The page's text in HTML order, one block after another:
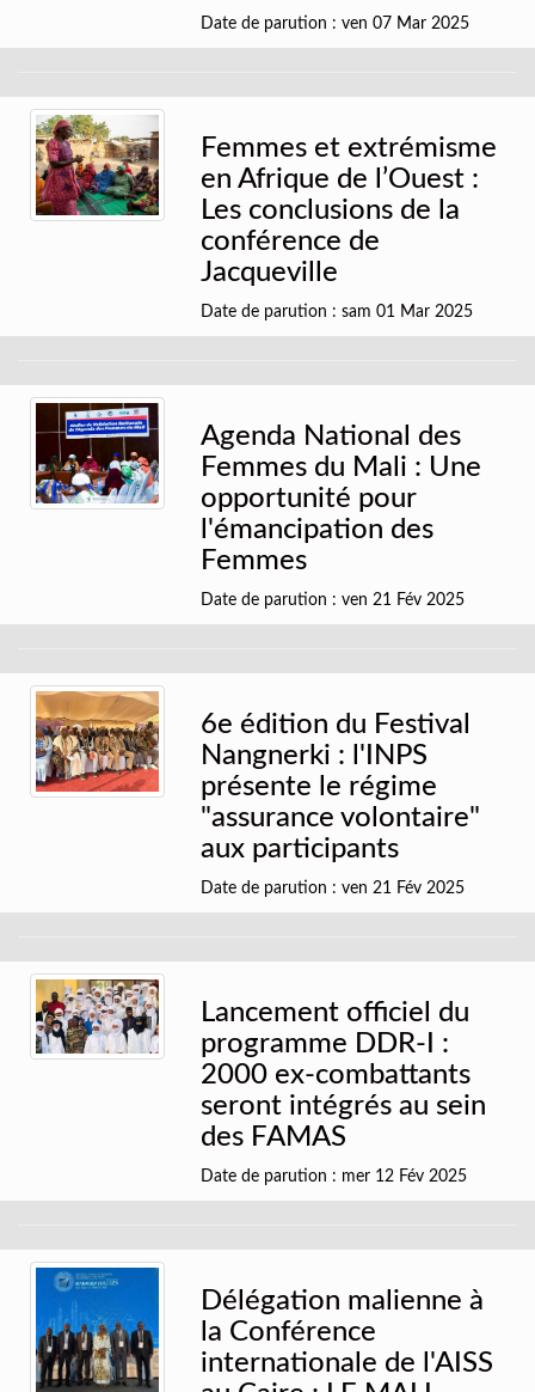
Date de parution : ven 07 Mar 2025
Femmes et extrémisme
en Afrique de l’Ouest :
Les conclusions de la
conférence de
Jacqueville
Date de parution : sam 01 Mar 2025
Agenda National des
Femmes du Mali : Une
opportunité pour
l'émancipation des
Femmes
Date de parution : ven 21 Fév 2025
6e édition du Festival
Nangnerki : l'INPS
présente le régime
"assurance volontaire"
aux participants
Date de parution : ven 21 Fév 2025
Lancement officiel du
programme DDR-I :
2000 ex-combattants
seront intégrés au sein
des FAMAS
Date de parution : mer 12 Fév 2025
Délégation malienne à
la Conférence
internationale de l'AISS